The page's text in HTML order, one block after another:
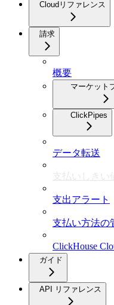
Cloudリファレンス
請求
概要
マーケット
ClickPipes
データ転送
支払いしきい
支出アラート
支払い方法の
ClickHouse
ガイド
API リファレンス